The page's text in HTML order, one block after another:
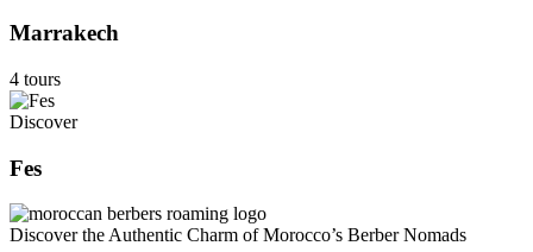
Marrakech
4 tours
Discover
Fes
Discover the Authentic Charm of Morocco’s Berber Nomads